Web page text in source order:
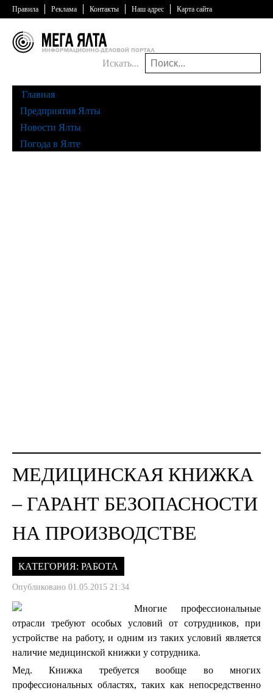
Правила Реклама Контакты Наш адрес Карта сайта
Искать...
Главная
Предприятия Ялты
Новости Ялты
Погода в Ялте
МЕДИЦИНСКАЯ КНИЖКА
– ГАРАНТ БЕЗОПАСНОСТИ
НА ПРОИЗВОДСТВЕ
КАТЕГОРИЯ: РАБОТА
Опубликовано 01.05.2015 21:34
Многие профессиональные
отрасли требуют особых условий от сотрудников, при
устройстве на работу, и одним из таких условий является
наличие медицинской книжки у сотрудника.
Мед. Книжка требуется вообще во многих
профессиональных областях, таких как непосредственно